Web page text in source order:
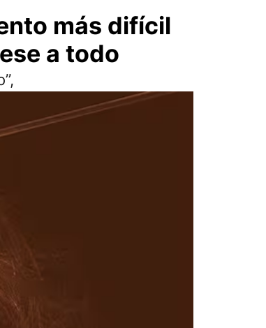
más difícil
a todo